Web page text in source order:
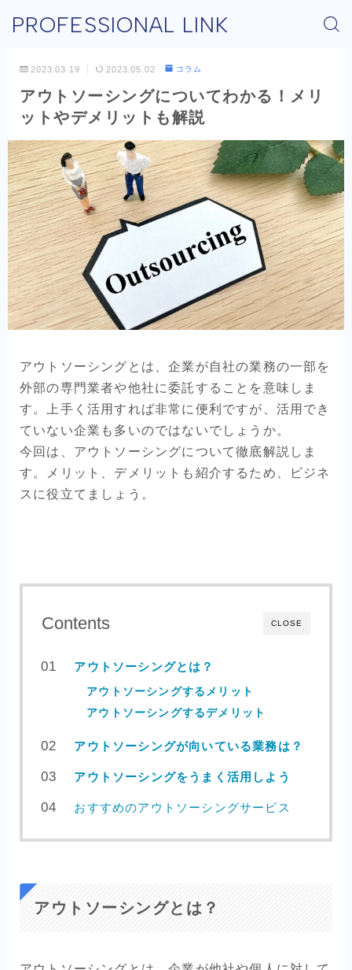
PROFESSIONAL LINK
2023.03.19 2023.05.02 コラム
アウトソーシングについてわかる！メリ
ットやデメリットも解説
アウトソーシングとは、企業が自社の業務の一部を
外部の専門業者や他社に委託することを意味しま
す。上手く活用すれば非常に便利ですが、活用でき
ていない企業も多いのではないでしょうか。
今回は、アウトソーシングについて徹底解説しま
す。メリット、デメリットも紹介するため、ビジネ
スに役立てましょう。
CLOSE
Contents
アウトソーシングとは？
アウトソーシングするメリット
アウトソーシングするデメリット
アウトソーシングが向いている業務は？
アウトソーシングをうまく活用しよう
おすすめのアウトソーシングサービス
アウトソーシングとは？